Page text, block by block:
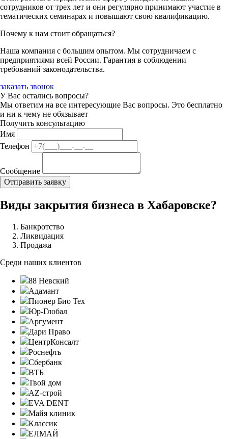
сотрудников от трех лет и они регулярно принимают участие в
тематических семинарах и повышают свою квалификацию.
Почему к нам стоит обращаться?
Наша компания с большим опытом. Мы сотрудничаем с
предприятиями всей России. Гарантия в соблюдении
требований законодательства.
заказать звонок
У Вас остались вопросы?
Мы ответим на все интересующие Вас вопросы. Это бесплатно
и ни к чему не обязывает
Получить консультацию
Имя
Телефон
Сообщение
Виды закрытия бизнеса в Хабаровске?
Банкротство
Ликвидация
Продажа
Среди наших клиентов
88 Невский
Адамант
Пионер Био Тех
Юр-Глобал
Аргумент
Дари Право
ЦентрКонсалт
Роснефть
Сбербанк
ВТБ
Твой дом
AZ-строй
EVA DENT
Майя клиник
Классик
ЕЛМАЙ